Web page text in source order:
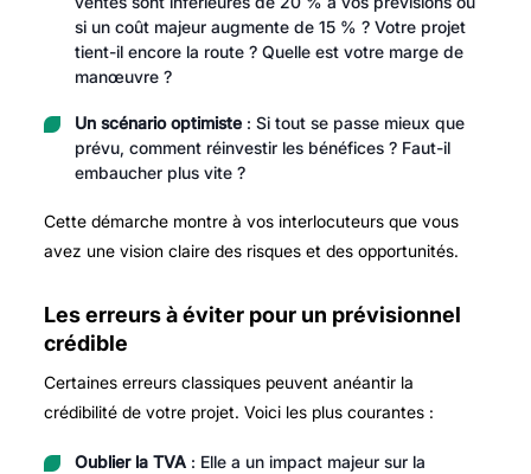
si un coût majeur augmente de 15 % ? Votre projet
tient-il encore la route ? Quelle est votre marge de
manœuvre ?
Un scénario optimiste: Si tout se passe mieux que
prévu, comment réinvestir les bénéfices ? Faut-il
embaucher plus vite ?
Cette démarche montre à vos interlocuteurs que vous
avez une vision claire des risques et des opportunités.
Les erreurs à éviter pour un prévisionnel
crédible
Certaines erreurs classiques peuvent anéantir la
crédibilité de votre projet. Voici les plus courantes :
Oublier la TVA: Elle a un impact majeur sur la